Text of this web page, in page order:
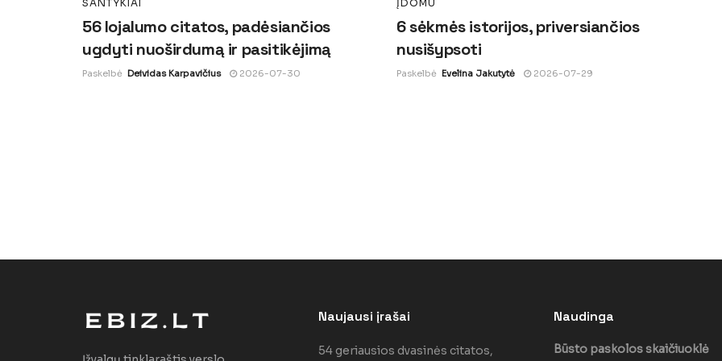
SANTYKIAI
56 lojalumo citatos, padėsiančios
ugdyti nuoširdumą ir pasitikėjimą
Paskelbė Deividas Karpavičius 2026-07-30
ĮDOMU
6 sėkmės istorijos, priversiančios
nusišypsoti
Paskelbė Evelina Jakutytė 2026-07-29
Naujausi įrašai
54 geriausios dvasinės citatos,
Naudinga
Būsto paskolos skaičiuoklė